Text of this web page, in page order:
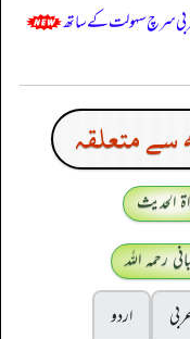
عربی سرچ سہولت کے ساتھ
متعلقہ
الحدیث
رحمہ اللہ
اردو